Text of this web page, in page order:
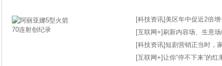
[科技资讯] 美区年中促近2倍
[互联网+] 刷新内容场、生意
[科技资讯]短剧营销正当时，
[互联网+]让你“停不下来”的